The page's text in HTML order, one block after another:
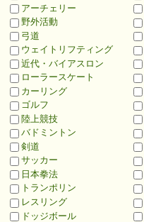
アーチェリー
野外活動
弓道
ウェイトリフティング
近代・バイアスロン
ローラースケート
カーリング
ゴルフ
陸上競技
バドミントン
剣道
サッカー
日本拳法
トランポリン
レスリング
ドッジボール